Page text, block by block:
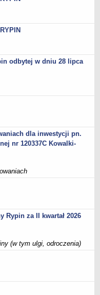
Polskie
oraz siedziby
granic okręgów wyborczych
odbytej w dniu 28 lipca
dla inwestycji pn.
nr 120337C Kowalki-
Rypin za II kwartał 2026
(w tym ulgi, odroczenia)